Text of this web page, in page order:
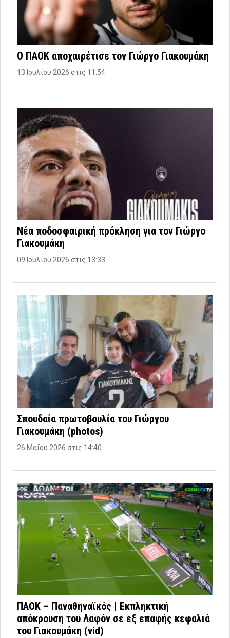
Ο ΠΑΟΚ αποχαιρέτισε τον Γιώργο Γιακουμάκη
13 Ιουλίου 2026 στις 11:54
Νέα ποδοσφαιρική πρόκληση για τον Γιώργο
Γιακουμάκη
09 Ιουλίου 2026 στις 13:33
Σπουδαία πρωτοβουλία του Γιώργου
Γιακουμάκη (photos)
26 Μαΐου 2026 στις 14:40
ΠΑΟΚ – Παναθηναϊκός | Εκπληκτική
απόκρουση του Λαφόν σε εξ επαφής κεφαλιά
του Γιακουμάκη (vid)